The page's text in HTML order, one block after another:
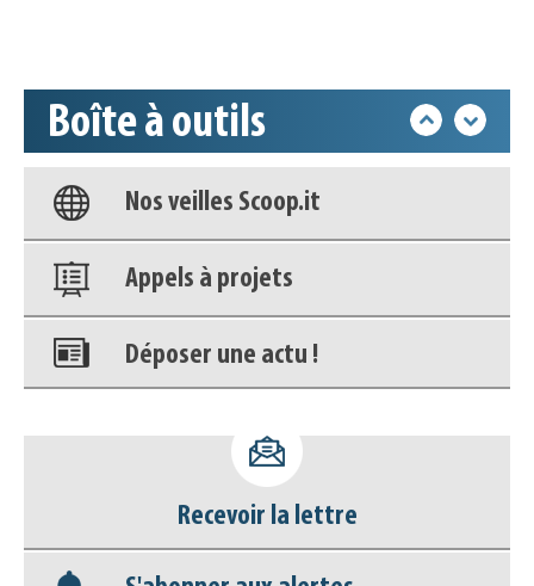
Boîte à outils
Base documentaire
Nos veilles Scoop.it
Appels à projets
Déposer une actu !
déconnecter)
Base documentaire
Recevoir la lettre